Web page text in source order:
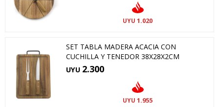
UYU 1.020
SET TABLA MADERA ACACIA CON
CUCHILLA Y TENEDOR 38X28X2CM
UYU 2.300
UYU 1.955